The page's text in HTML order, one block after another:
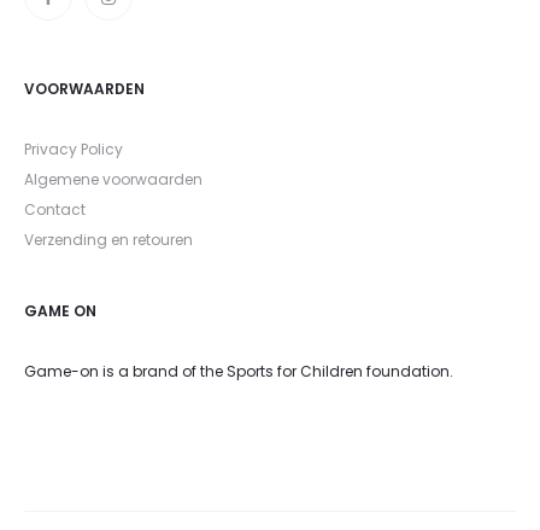
VOORWAARDEN
Privacy Policy
Algemene voorwaarden
Contact
Verzending en retouren
GAME ON
Game-on is a brand of the Sports for Children foundation.